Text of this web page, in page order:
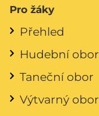
Pro žáky
Přehled
Hudební obor
Taneční obor
Výtvarný obor